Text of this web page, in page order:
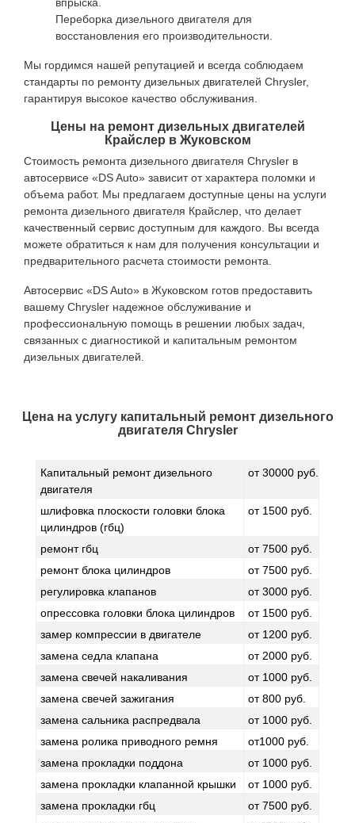
Переборка дизельного двигателя для
восстановления его производительности.
Мы гордимся нашей репутацией и всегда соблюдаем
стандарты по ремонту дизельных двигателей Chrysler,
гарантируя высокое качество обслуживания.
Цены на ремонт дизельных двигателей
Крайслер в Жуковском
Стоимость ремонта дизельного двигателя Chrysler в
автосервисе «DS Auto» зависит от характера поломки и
объема работ. Мы предлагаем доступные цены на услуги
ремонта дизельного двигателя Крайслер, что делает
качественный сервис доступным для каждого. Вы всегда
можете обратиться к нам для получения консультации и
предварительного расчета стоимости ремонта.
Автосервис «DS Auto» в Жуковском готов предоставить
вашему Chrysler надежное обслуживание и
профессиональную помощь в решении любых задач,
связанных с диагностикой и капитальным ремонтом
дизельных двигателей.
Цена на услугу капитальный ремонт дизельного
двигателя Chrysler
Капитальный ремонт дизельного
двигателя
от 30000 руб.
шлифовка плоскости головки блока
цилиндров (гбц)
от 1500 руб.
ремонт гбц
от 7500 руб.
ремонт блока цилиндров
от 7500 руб.
регулировка клапанов
от 3000 руб.
опрессовка головки блока цилиндров
от 1500 руб.
замер компрессии в двигателе
от 1200 руб.
замена седла клапана
от 2000 руб.
замена свечей накаливания
от 1000 руб.
замена свечей зажигания
от 800 руб.
замена сальника распредвала
от 1000 руб.
замена ролика приводного ремня
от1000 руб.
замена прокладки поддона
от 1000 руб.
замена прокладки клапанной крышки
от 1000 руб.
замена прокладки гбц
от 7500 руб.